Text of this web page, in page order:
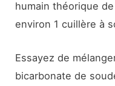
humain théorique
environ 1 cuillère à
Essayez de
bicarbonate de